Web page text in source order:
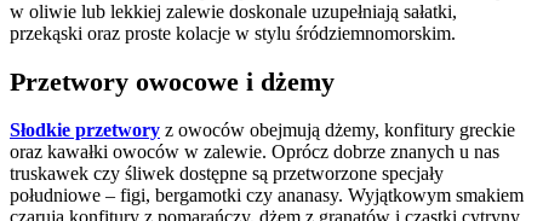
w oliwie lub lekkiej zalewie doskonale uzupełniają sałatki,
przekąski oraz proste kolacje w stylu śródziemnomorskim.
Przetwory owocowe i dżemy
Słodkie przetwory z owoców obejmują dżemy, konfitury greckie
oraz kawałki owoców w zalewie. Oprócz dobrze znanych u nas
truskawek czy śliwek dostępne są przetworzone specjały
południowe – figi, bergamotki czy ananasy. Wyjątkowym smakiem